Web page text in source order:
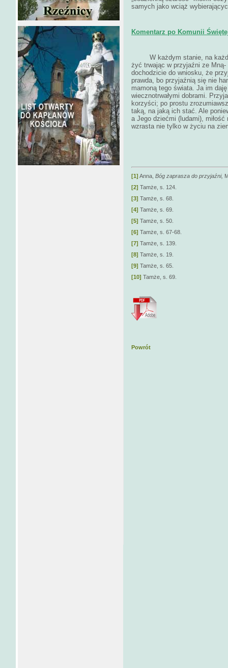
samych jako wciąż
Komentarz po Komunii
W każdym stanie, na
żyć trwając w przyjaźni ze
dochodzicie do wniosku, że
prawda, bo przyjaźnią się nie
mamoną tego świata. Ja im
wiecznotrwałymi dobrami.
korzyści; po prostu
taką, na jaką ich stać. Ale
a Jego dziećmi (ludami),
wzrasta nie tylko w życiu na
[1] Anna, Bóg zaprasza do przyjaźni,
[2] Tamże, s. 124.
[3] Tamże, s. 68.
[4] Tamże, s. 69.
[5] Tamże, s. 50.
[6] Tamże, s. 67-68.
[7] Tamże, s. 139.
[8] Tamże, s. 19.
[9] Tamże, s. 65.
[10] Tamże, s. 69.
Powrót